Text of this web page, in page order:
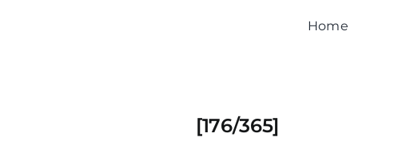
Home
[176/365]